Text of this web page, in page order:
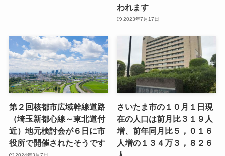
われます
2023年7月17日
第２回核都市広域幹線道路
（埼玉新都心線～東北道付
近）地元検討会が６日に市
役所で開催されたそうです
さいたま市の１０月１日現
在の人口は前月比３１９人
増、前年同月比５，０１６
人増の１３４万３，８２６